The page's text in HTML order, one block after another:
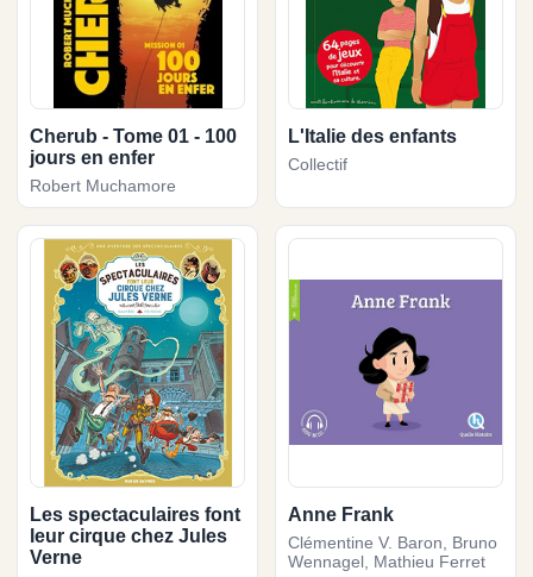
Cherub - Tome 01 - 100
jours en enfer
Robert Muchamore
L'Italie des enfants
Collectif
Les spectaculaires font
leur cirque chez Jules
Verne
Anne Frank
Clémentine V. Baron, Bruno
Wennagel, Mathieu Ferret